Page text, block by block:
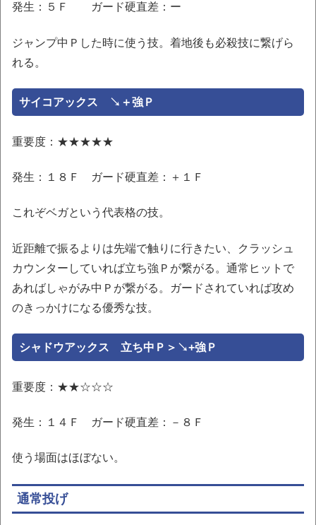
発生：５Ｆ ガード硬直差：ー
ジャンプ中Ｐした時に使う技。着地後も必殺技に繋げら
れる。
サイコアックス ↘＋強Ｐ
重要度：★★★★★
発生：１８Ｆ ガード硬直差：＋１Ｆ
これぞベガという代表格の技。
近距離で振るよりは先端で触りに行きたい、クラッシュ
カウンターしていれば立ち強Ｐが繋がる。通常ヒットで
あればしゃがみ中Ｐが繋がる。ガードされていれば攻め
のきっかけになる優秀な技。
シャドウアックス 立ち中Ｐ＞↘+強Ｐ
重要度：★★☆☆☆
発生：１４Ｆ ガード硬直差：－８Ｆ
使う場面はほぼない。
通常投げ